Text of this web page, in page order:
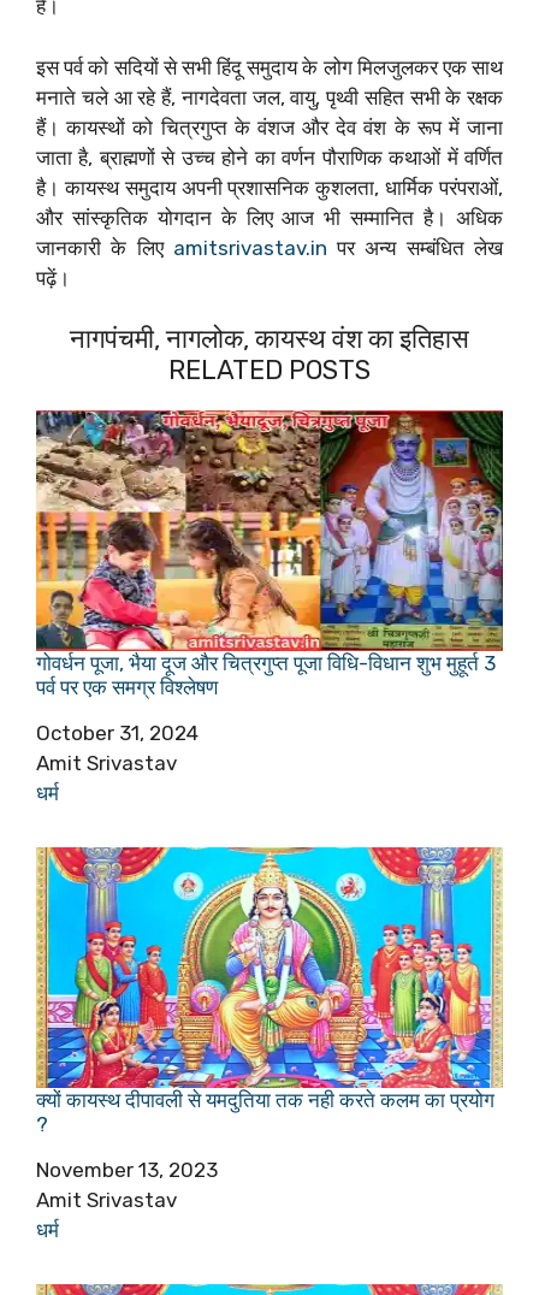
है।
इस पर्व को सदियों से सभी हिंदू समुदाय के लोग मिलजुलकर एक साथ
मनाते चले आ रहे हैं, नागदेवता जल, वायु, पृथ्वी सहित सभी के रक्षक
हैं। कायस्थों को चित्रगुप्त के वंशज और देव वंश के रूप में जाना
जाता है, ब्राह्मणों से उच्च होने का वर्णन पौराणिक कथाओं में वर्णित
है। कायस्थ समुदाय अपनी प्रशासनिक कुशलता, धार्मिक परंपराओं,
और सांस्कृतिक योगदान के लिए आज भी सम्मानित है। अधिक
जानकारी के लिए amitsrivastav.in पर अन्य सम्बंधित लेख
पढ़ें।
नागपंचमी, नागलोक, कायस्थ वंश का इतिहास
RELATED POSTS
गोवर्धन पूजा, भैया दूज और चित्रगुप्त पूजा विधि-विधान शुभ मुहूर्त 3
पर्व पर एक समग्र विश्लेषण
Date
October 31, 2024
Author
Amit Srivastav
In relation to
धर्म
क्यों कायस्थ दीपावली से यमदुतिया तक नही करते कलम का प्रयोग
?
Date
November 13, 2023
Author
Amit Srivastav
In relation to
धर्म